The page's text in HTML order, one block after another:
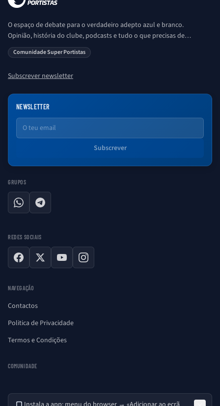
O espaço de debate para o verdadeiro adepto azul e branco.
Opinião, história do clube, podcasts e tudo o que precisas de
saber sobre o universo Porto. Ser Porto é aqui!
Comunidade Super Portistas
Subscrever newsletter
NEWSLETTER
Email
Subscrever
GRUPOS
WhatsAppTelegram
REDES SOCIAIS
Facebook
X YouTubeInstagram
NAVEGAÇÃO
Contactos
Politica de Privacidade
Termos e Condições
COMUNIDADE